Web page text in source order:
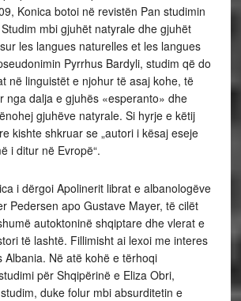
Konica botoi në revistën Pan studimin
mbi gjuhët natyrale dhe gjuhët
les langues naturelles et les langues
Pyrrhus Bardyli, studim që do
në linguistët e njohur të asaj kohe, të
nga dalja e gjuhës «esperanto» dhe
gjuhëve natyrale. Si hyrje e këtij
kishte shkruar se „autori i kësaj eseje
i ditur në Evropë“.
i dërgoi Apolinerit librat e albanologëve
Pedersen apo Gustave Mayer, të cilët
autoktoninë shqiptare dhe vlerat e
të lashtë. Fillimisht ai lexoi me interes
Albania. Në atë kohë e tërhoqi
për Shqipërinë e Eliza Obri,
duke folur mbi absurditetin e